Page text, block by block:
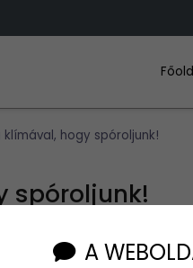
hogy spóroljunk!
spóroljunk!
A